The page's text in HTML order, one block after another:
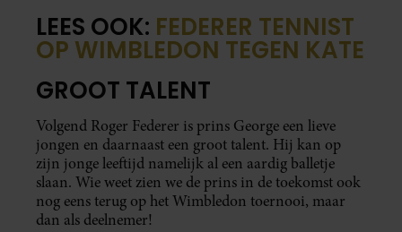
LEES OOK: FEDERER TENNIST
OP WIMBLEDON TEGEN KATE
GROOT TALENT
Volgend Roger Federer is prins George een lieve
jongen en daarnaast een groot talent. Hij kan op
zijn jonge leeftijd namelijk al een aardig balletje
slaan. Wie weet zien we de prins in de toekomst ook
nog eens terug op het Wimbledon toernooi, maar
dan als deelnemer!